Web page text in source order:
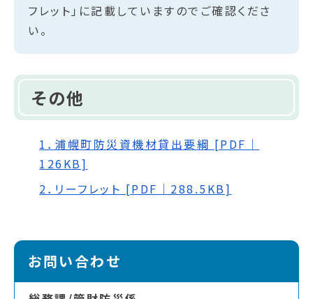
フレット」に記載していますのでご確認くださ
い。
その他
1．浦幌町防災資機材貸出要綱 [PDF｜
126KB]
2．リーフレット [PDF｜288.5KB]
お問い合わせ